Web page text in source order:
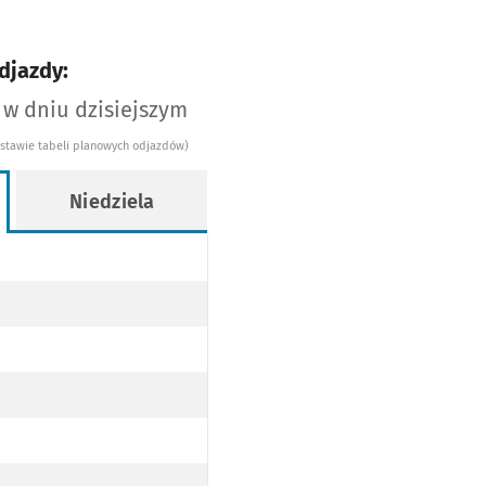
dniu dzisiejszym
tabeli planowych odjazdów)
Niedziela